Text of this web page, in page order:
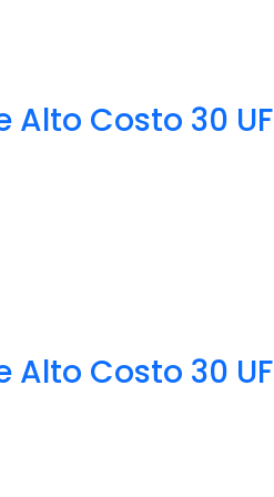
Alto Costo 30 UF
Alto Costo 30 UF